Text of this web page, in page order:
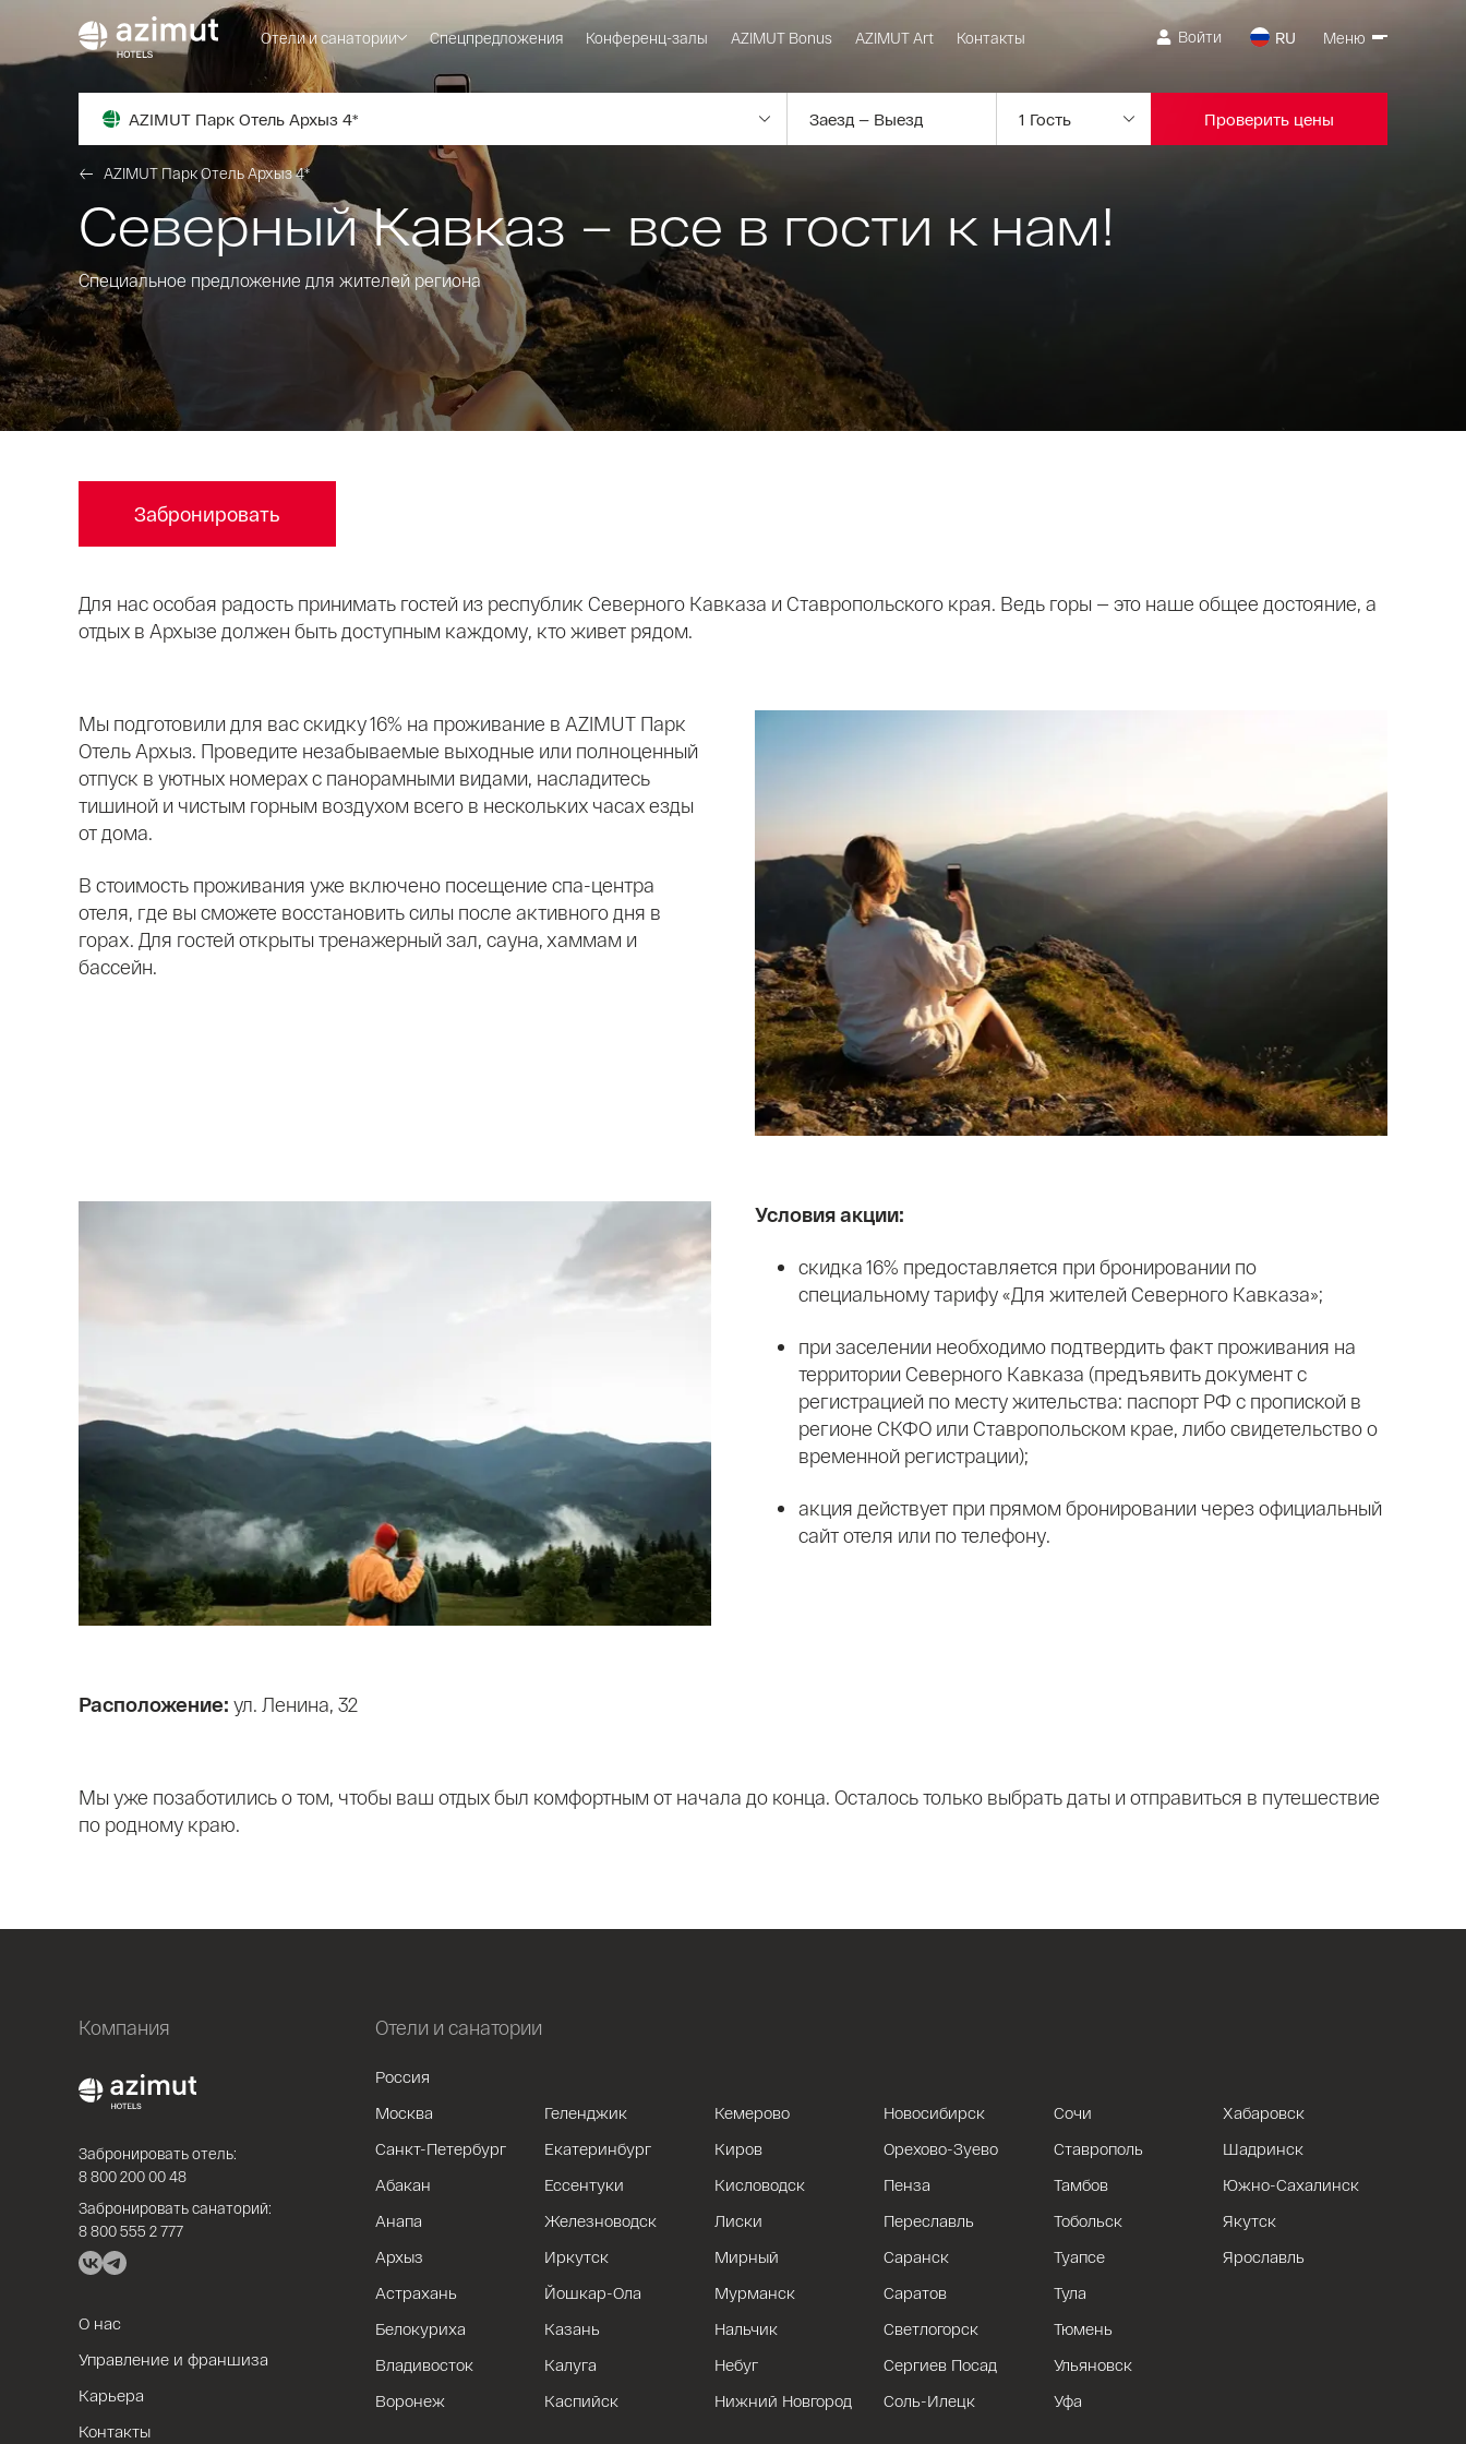
Отели и санатории Спецпредложения Конференц-залы AZIMUT Bonus AZIMUT Art Контакты Войти RU Меню
AZIMUT Парк Отель Архыз 4* Проверить цены
AZIMUT Парк Отель Архыз 4*
Северный Кавказ – все в гости к нам!
Специальное предложение для жителей региона
Забронировать
Для нас особая радость принимать гостей из республик Северного Кавказа и Ставропольского края. Ведь горы — это наше общее достояние, а
отдых в Архызе должен быть доступным каждому, кто живет рядом.
Мы подготовили для вас скидку 16% на проживание в AZIMUT Парк
Отель Архыз. Проведите незабываемые выходные или полноценный
отпуск в уютных номерах с панорамными видами, насладитесь
тишиной и чистым горным воздухом всего в нескольких часах езды
от дома.
В стоимость проживания уже включено посещение спа-центра
отеля, где вы сможете восстановить силы после активного дня в
горах. Для гостей открыты тренажерный зал, сауна, хаммам и
бассейн.
Условия акции:
скидка 16% предоставляется при бронировании по
специальному тарифу «Для жителей Северного Кавказа»;
при заселении необходимо подтвердить факт проживания на
территории Северного Кавказа (предъявить документ с
регистрацией по месту жительства: паспорт РФ с пропиской в
регионе СКФО или Ставропольском крае, либо свидетельство о
временной регистрации);
акция действует при прямом бронировании через официальный
сайт отеля или по телефону.
Расположение: ул. Ленина, 32
Мы уже позаботились о том, чтобы ваш отдых был комфортным от начала до конца. Осталось только выбрать даты и отправиться в путешествие
по родному краю.
Компания
Забронировать отель:
8 800 200 00 48
Забронировать санаторий:
8 800 555 2 777
О нас
Управление и франшиза
Карьера
Контакты
Отели и санатории
Россия
Москва
Санкт-Петербург
Абакан
Анапа
Архыз
Астрахань
Белокуриха
Владивосток
Воронеж
Геленджик
Екатеринбург
Ессентуки
Железноводск
Иркутск
Йошкар-Ола
Казань
Калуга
Каспийск
Кемерово
Киров
Кисловодск
Лиски
Мирный
Мурманск
Нальчик
Небуг
Нижний Новгород
Новосибирск
Орехово-Зуево
Пенза
Переславль
Саранск
Саратов
Светлогорск
Сергиев Посад
Соль-Илецк
Сочи
Ставрополь
Тамбов
Тобольск
Туапсе
Тула
Тюмень
Ульяновск
Уфа
Хабаровск
Шадринск
Южно-Сахалинск
Якутск
Ярославль